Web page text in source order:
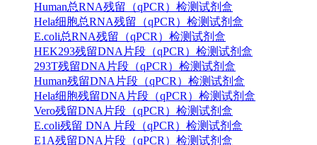
Human总RNA残留（qPCR）检测试剂盒
Hela细胞总RNA残留（qPCR）检测试剂盒
E.coli总RNA残留（qPCR）检测试剂盒
HEK293残留DNA片段（qPCR）检测试剂盒
293T残留DNA片段（qPCR）检测试剂盒
Human残留DNA片段（qPCR）检测试剂盒
Hela细胞残留DNA片段（qPCR）检测试剂盒
Vero残留DNA片段（qPCR）检测试剂盒
E.coli残留 DNA 片段（qPCR）检测试剂盒
E1A残留DNA片段（qPCR）检测试剂盒